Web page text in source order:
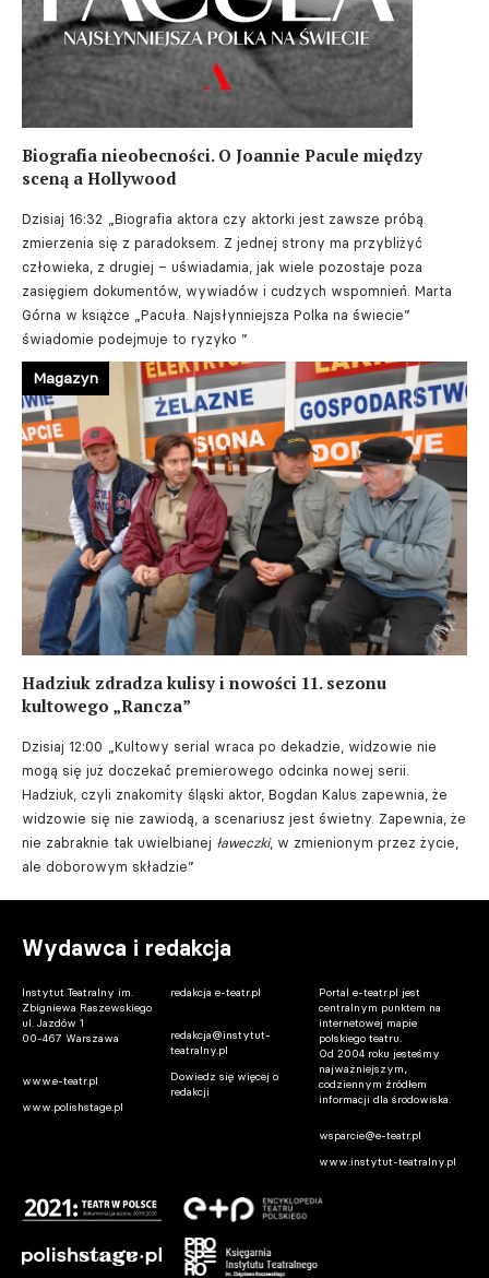
Biografia nieobecności. O Joannie Pacule między
sceną a Hollywood
Dzisiaj 16:32
„Biografia aktora czy aktorki jest zawsze próbą
zmierzenia się z paradoksem. Z jednej strony ma przybliżyć
człowieka, z drugiej – uświadamia, jak wiele pozostaje poza
zasięgiem dokumentów, wywiadów i cudzych wspomnień. Marta
Górna w książce „Pacuła. Najsłynniejsza Polka na świecie”
świadomie podejmuje to ryzyko ”
Hadziuk zdradza kulisy i nowości 11. sezonu
kultowego „Rancza”
Dzisiaj 12:00
„Kultowy serial wraca po dekadzie, widzowie nie
mogą się już doczekać premierowego odcinka nowej serii.
Hadziuk, czyli znakomity śląski aktor, Bogdan Kalus zapewnia, że
widzowie się nie zawiodą, a scenariusz jest świetny. Zapewnia, że
nie zabraknie tak uwielbianej ławeczki, w zmienionym przez życie,
ale doborowym składzie”
Magazyn
Wydawca i redakcja
Instytut Teatralny im.
Zbigniewa Raszewskiego
ul. Jazdów 1
00-467 Warszawa
www.e-teatr.pl
www.polishstage.pl
redakcja e-teatr.pl
redakcja@instytut-
teatralny.pl
Dowiedz się więcej o
redakcji
Portal e-teatr.pl jest
centralnym punktem na
internetowej mapie
polskiego teatru.
Od 2004 roku jesteśmy
najważniejszym,
codziennym źródłem
informacji dla środowiska.
wsparcie@e-teatr.pl
www.instytut-teatralny.pl